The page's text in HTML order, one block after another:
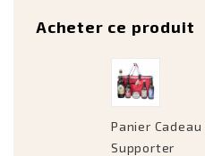
Acheter ce produit
Panier Cadeau
Supporter